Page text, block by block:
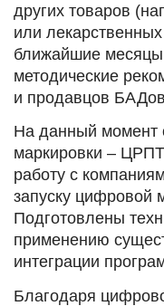
других товаров
или
ближайшие месяцы
методические
и продавцов
На данный момент
маркировки –
работу с
запуску цифровой
Подготовлены
применению
интеграции
Благодаря